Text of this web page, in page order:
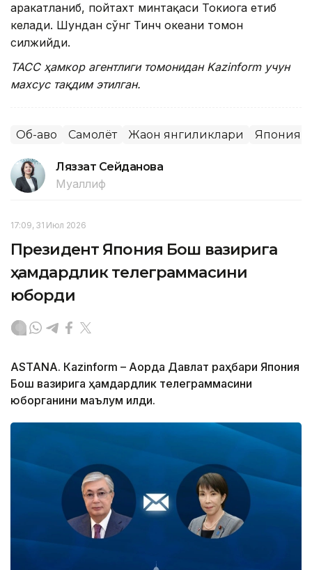
ҳаракатланиб, пойтахт минтақаси Токиога етиб
келади. Шундан сўнг Тинч океани томон
силжийди.
ТАСС ҳамкор агентлиги томонидан Kazinform учун
махсус тақдим этилган.
Об-ҳаво Самолёт Жаҳон янгиликлари Япония
Ляззат Сейданова
Муаллиф
17:09, 31 Июл 2026
Президент Япония Бош вазирига
ҳамдардлик телеграммасини
юборди
ASTANА. Кazinform – Ақорда Давлат раҳбари Япония
Бош вазирига ҳамдардлик телеграммасини
юборганини маълум қилди.